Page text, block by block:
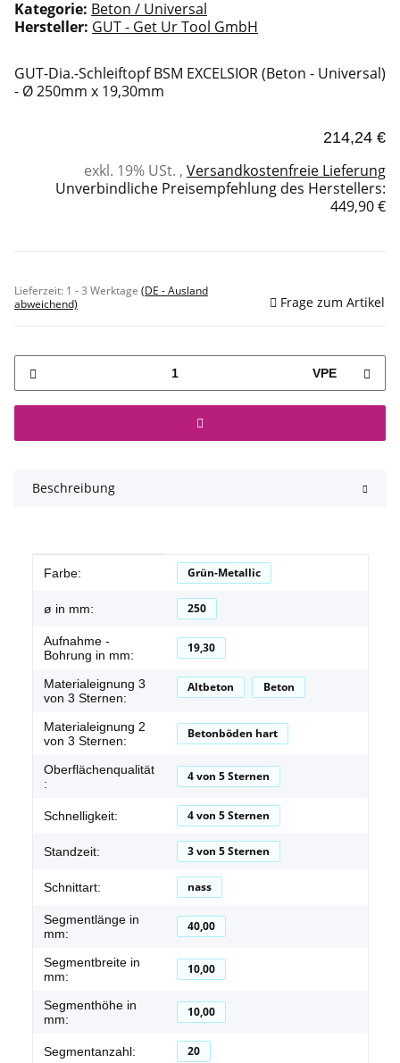
Kategorie: Beton / Universal
Hersteller: GUT - Get Ur Tool GmbH
GUT-Dia.-Schleiftopf BSM EXCELSIOR (Beton - Universal)
- Ø 250mm x 19,30mm
214,24 €
exkl. 19% USt. , Versandkostenfreie Lieferung
Unverbindliche Preisempfehlung des Herstellers:
449,90 €
Lieferzeit: 1 - 3 Werktage (DE - Ausland
abweichend)
Frage zum Artikel
VPE
Beschreibung
Produkteigenschaft
Wert
Farbe: Grün-Metallic
ø in mm: 250
Aufnahme -
Bohrung in mm:
19,30
Materialeignung 3
von 3 Sternen:
Altbeton Beton
Materialeignung 2
von 3 Sternen:
Betonböden hart
Oberflächenqualität
:
4 von 5 Sternen
Schnelligkeit: 4 von 5 Sternen
Standzeit: 3 von 5 Sternen
Schnittart: nass
Segmentlänge in
mm:
40,00
Segmentbreite in
mm:
10,00
Segmenthöhe in
mm:
10,00
Segmentanzahl: 20